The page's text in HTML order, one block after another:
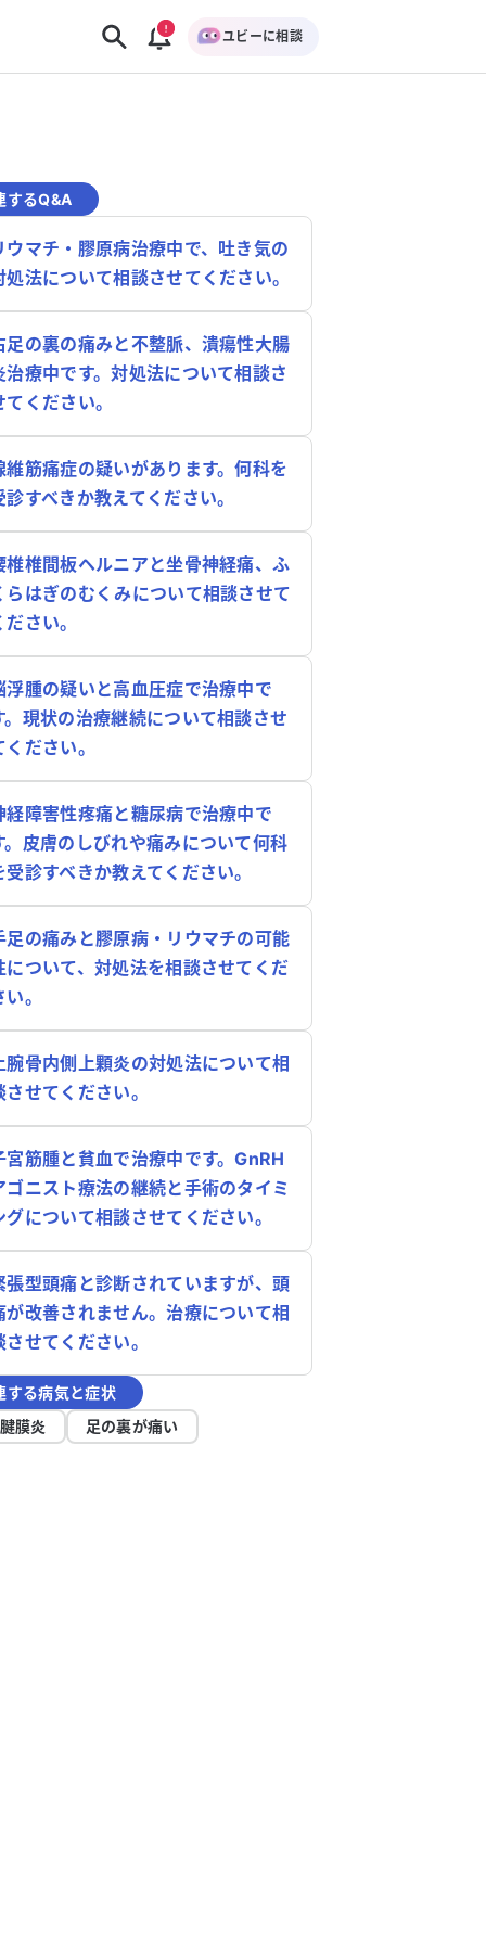
ユビーに相談
するQ&A
ウマチ・膠原病治療中で、吐き気の
処法について相談させてください。
足の裏の痛みと不整脈、潰瘍性大腸
治療中です。対処法について相談さ
てください。
維筋痛症の疑いがあります。何科を
診すべきか教えてください。
椎椎間板ヘルニアと坐骨神経痛、ふ
らはぎのむくみについて相談させて
ださい。
浮腫の疑いと高血圧症で治療中で
。現状の治療継続について相談させ
ください。
経障害性疼痛と糖尿病で治療中で
。皮膚のしびれや痛みについて何科
受診すべきか教えてください。
足の痛みと膠原病・リウマチの可能
について、対処法を相談させてくだ
い。
腕骨内側上顆炎の対処法について相
させてください。
宮筋腫と貧血で治療中です。GnRH
ゴニスト療法の継続と手術のタイミ
グについて相談させてください。
張型頭痛と診断されていますが、頭
が改善されません。治療について相
させてください。
する病気と症状
膜炎
足の裏が痛い